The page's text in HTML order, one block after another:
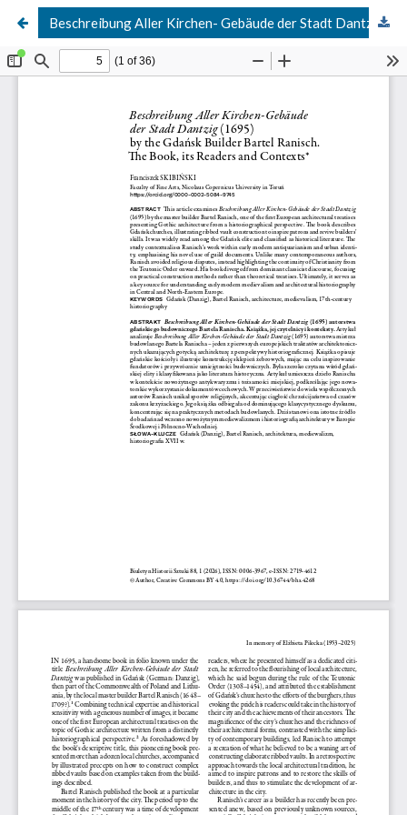
Beschreibung Aller Kirchen- Gebäude der Stadt Dantzig (1695) by the Gdańsk Builder Bartel Ranisch. The Book, its Readers and Contexts